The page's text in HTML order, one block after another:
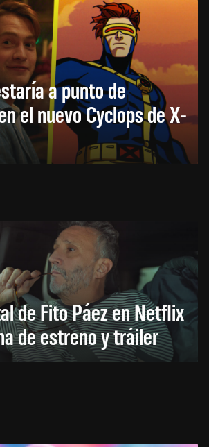
a punto de
el nuevo Cyclops de X-
de Fito Páez en Netflix
de estreno y tráiler